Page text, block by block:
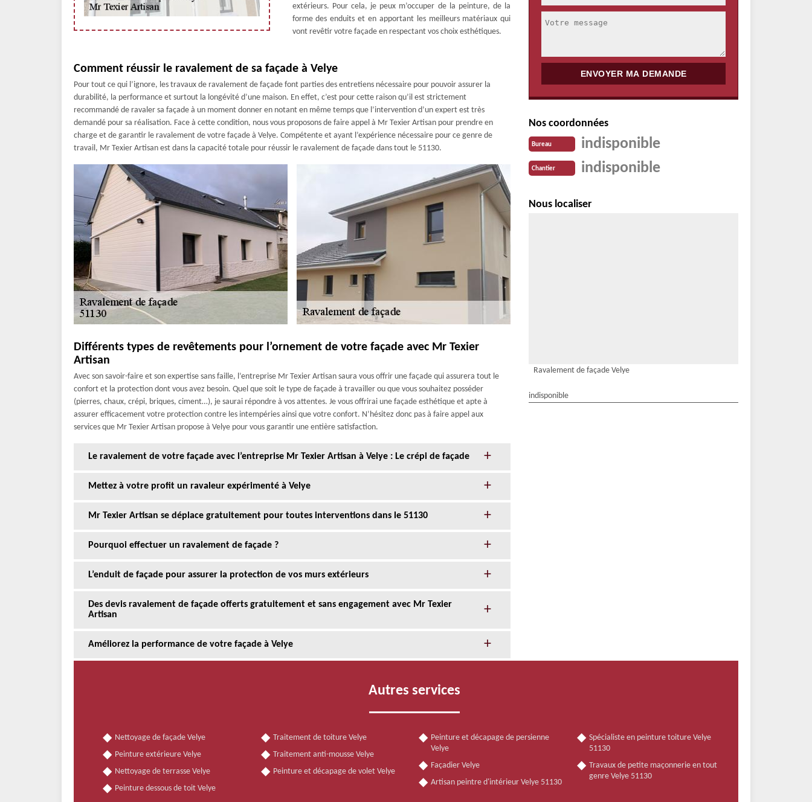
extérieurs. Pour cela, je peux m’occuper de la peinture, de la
forme des enduits et en apportant les meilleurs matériaux qui
vont revêtir votre façade en respectant vos choix esthétiques.
Comment réussir le ravalement de sa façade à Velye
Pour tout ce qui l’ignore, les travaux de ravalement de façade font parties des entretiens nécessaire pour pouvoir assurer la
durabilité, la performance et surtout la longévité d’une maison. En effet, c’est pour cette raison qu’il est strictement
recommandé de ravaler sa façade à un moment donner en notant en même temps que l’intervention d’un expert est très
demandé pour sa réalisation. Face à cette condition, nous vous proposons de faire appel à Mr Texier Artisan pour prendre en
charge et de garantir le ravalement de votre façade à Velye. Compétente et ayant l’expérience nécessaire pour ce genre de
travail, Mr Texier Artisan est dans la capacité totale pour réussir le ravalement de façade dans tout le 51130.
Différents types de revêtements pour l’ornement de votre façade avec Mr Texier
Artisan
Avec son savoir-faire et son expertise sans faille, l’entreprise Mr Texier Artisan saura vous offrir une façade qui assurera tout le
confort et la protection dont vous avez besoin. Quel que soit le type de façade à travailler ou que vous souhaitez posséder
(pierres, chaux, crépi, briques, ciment…), je saurai répondre à vos attentes. Je vous offrirai une façade esthétique et apte à
assurer efficacement votre protection contre les intempéries ainsi que votre confort. N’hésitez donc pas à faire appel aux
services que Mr Texier Artisan propose à Velye pour vous garantir une entière satisfaction.
Le ravalement de votre façade avec l’entreprise Mr Texier Artisan à Velye : Le crépi de façade
Mettez à votre profit un ravaleur expérimenté à Velye
Mr Texier Artisan se déplace gratuitement pour toutes interventions dans le 51130
Pourquoi effectuer un ravalement de façade ?
L’enduit de façade pour assurer la protection de vos murs extérieurs
Des devis ravalement de façade offerts gratuitement et sans engagement avec Mr Texier
Artisan
Améliorez la performance de votre façade à Velye
Nos coordonnées
Bureau indisponible
Chantier indisponible
Nous localiser
Ravalement de façade Velye
indisponible
Autres services
Nettoyage de façade Velye
Peinture extérieure Velye
Nettoyage de terrasse Velye
Peinture dessous de toit Velye
Traitement de toiture Velye
Traitement anti-mousse Velye
Peinture et décapage de volet Velye
Peinture et décapage de persienne
Velye
Façadier Velye
Artisan peintre d'intérieur Velye 51130
Spécialiste en peinture toiture Velye
51130
Travaux de petite maçonnerie en tout
genre Velye 51130